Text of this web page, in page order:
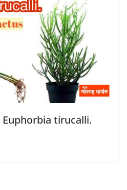
Euphorbia tirucalli.